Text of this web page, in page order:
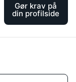
Gør krav på
din profilside